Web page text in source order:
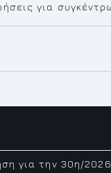
για
για την 30η/2026